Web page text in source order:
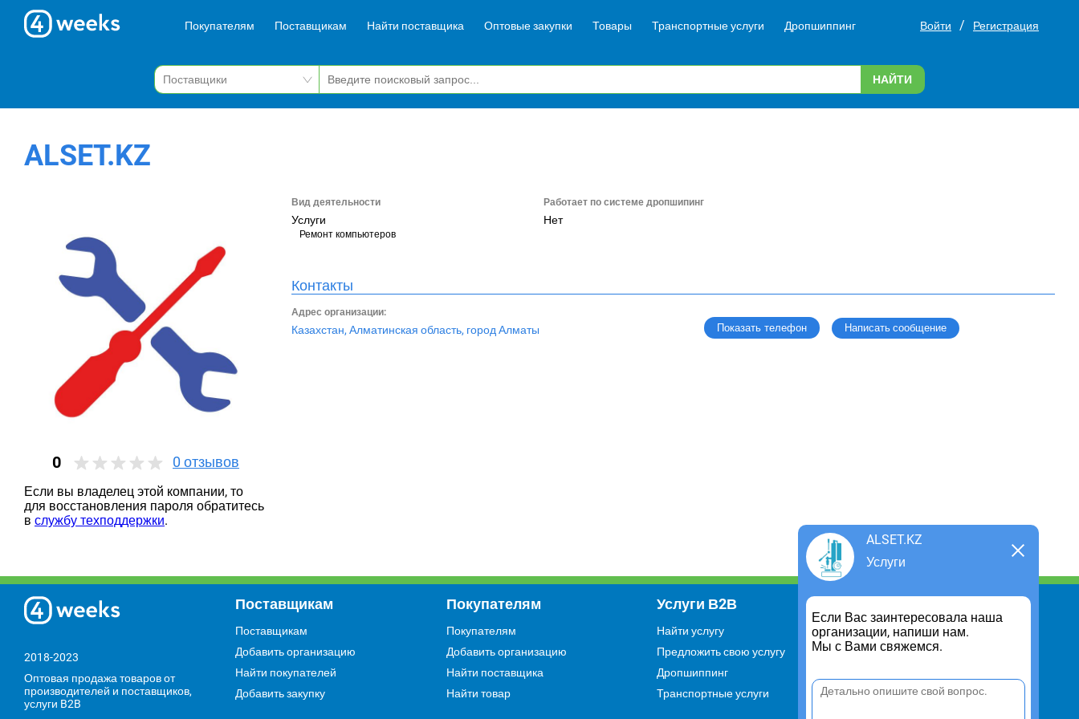
Покупателям Поставщикам Найти поставщика Оптовые закупки Товары Транспортные услуги Дропшиппинг Войти / Регистрация
НАЙТИ
ALSET.KZ
0 0 отзывов
Если вы владелец этой компании, то
для восстановления пароля обратитесь
в службу техподдержки.
Вид деятельности
Услуги
Ремонт компьютеров
Работает по системе дропшипинг
Нет
Контакты
Адрес организации:
Казахстан, Алматинская область, город Алматы Показать телефон Написать сообщение
ALSET.KZ
Услуги
Если Вас заинтересовала наша
организации, напиши нам.
Мы с Вами свяжемся.
2018-2023
Оптовая продажа товаров от
производителей и поставщиков,
услуги B2B
Поставщикам
Поставщикам
Добавить организацию
Найти покупателей
Добавить закупку
Покупателям
Покупателям
Добавить организацию
Найти поставщика
Найти товар
Услуги В2В
Найти услугу
Предложить свою услугу
Дропшиппинг
Транспортные услуги
Для чего существует портал
Политика конфиденциальности
Пользовательское соглашение